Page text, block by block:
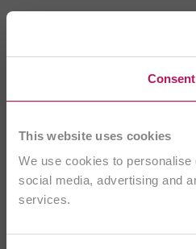
Consent
This website uses cookies
We use cookies to
social media, advertising and
services.